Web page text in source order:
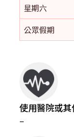
星期六
公眾假期
使用醫院或其
–